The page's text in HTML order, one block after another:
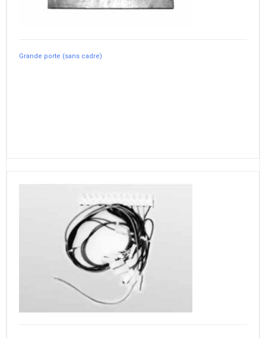
Grande porte (sans cadre)